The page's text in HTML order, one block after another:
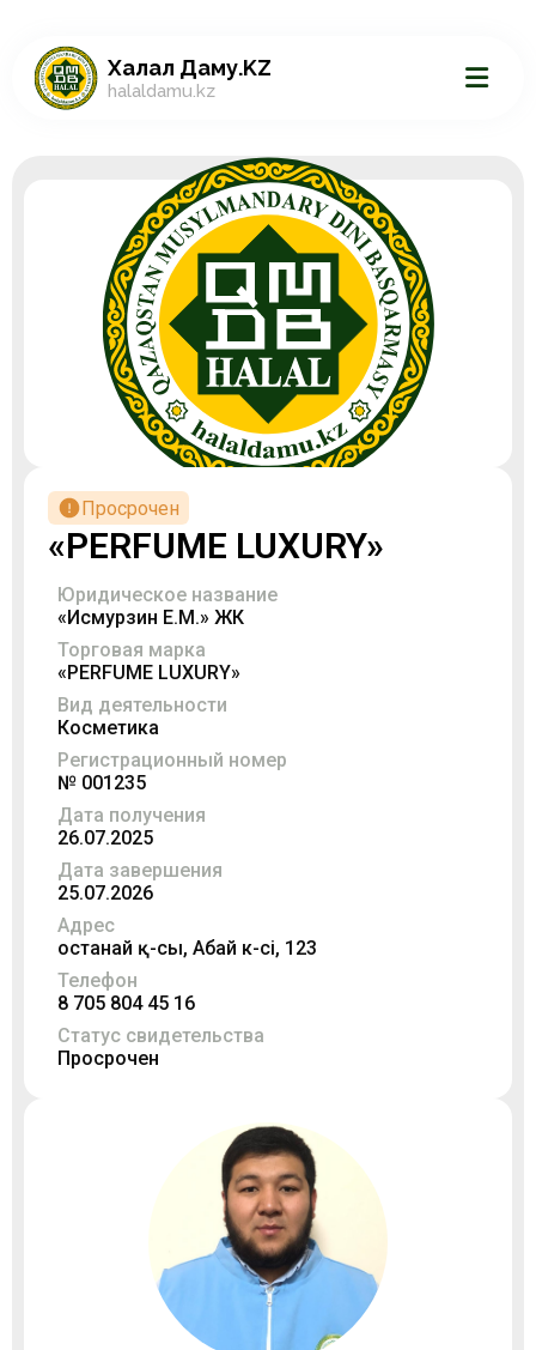
Халал Даму.KZ
halaldamu.kz
Просрочен
«PERFUME LUXURY»
Юридическое название
«Исмурзин Е.М.» ЖК
Торговая марка
«PERFUME LUXURY»
Вид деятельности
Косметика
Регистрационный номер
№ 001235
Дата получения
26.07.2025
Дата завершения
25.07.2026
Адрес
Қостанай қ-сы, Абай к-сі, 123
Телефон
8 705 804 45 16
Статус свидетельства
Просрочен